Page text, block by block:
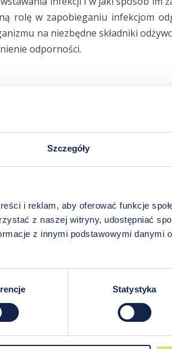
Szczegóły
i reklam, aby oferować funkcje
z naszej witryny, udostępniać
z innymi podstawowymi danymi
Statystyka
rolę w zapobieganiu infekcjom
na niezbędne składniki
odporności.
broń w walce o
być przyczyną wielu zmian w
stłumienie odpowiedzi
bowiem do zaburzeń
Prowadzone na